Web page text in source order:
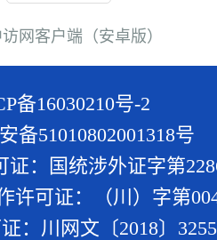
网客户端（安卓版）
备16030210号-2
备51010802001318号
证：国统涉外证字第
许可证：（川）字第
：川网文〔2018〕